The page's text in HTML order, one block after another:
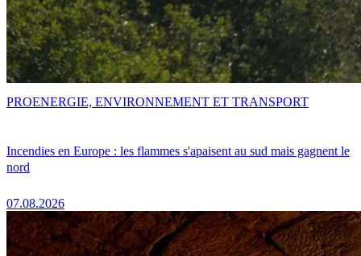
Incendies en Europe : les flammes s'apaisent au sud mais gagnent le
nord
07.08.2026
PROENERGIE, ENVIRONNEMENT ET TRANSPORT